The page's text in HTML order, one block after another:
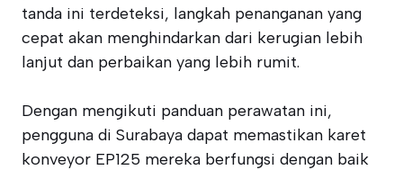
tanda ini terdeteksi, langkah penanganan yang
cepat akan menghindarkan dari kerugian lebih
lanjut dan perbaikan yang lebih rumit.
Dengan mengikuti panduan perawatan ini,
pengguna di Surabaya dapat memastikan karet
konveyor EP125 mereka berfungsi dengan baik